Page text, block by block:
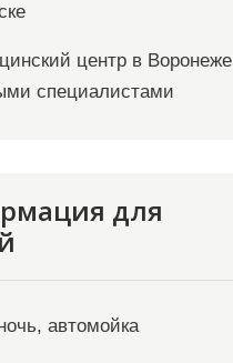
центр в Воронеже
специалистами
для
автомойка